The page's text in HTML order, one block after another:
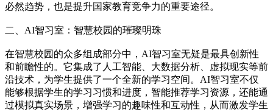
必然趋势，也是提升国家教育竞争力的重要途径。
二、AI智习室：智慧校园的璀璨明珠
在智慧校园的众多组成部分中，AI智习室无疑是最具创新性
和前瞻性的。它集成了人工智能、大数据分析、虚拟现实等前
沿技术，为学生提供了一个全新的学习空间。AI智习室不仅
能够根据学生的学习习惯和进度，智能推荐学习资源，还能通
过模拟真实场景，增强学习的趣味性和互动性，从而激发学生